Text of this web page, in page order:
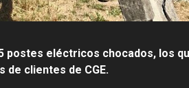
postes eléctricos chocados, los
de clientes de CGE.